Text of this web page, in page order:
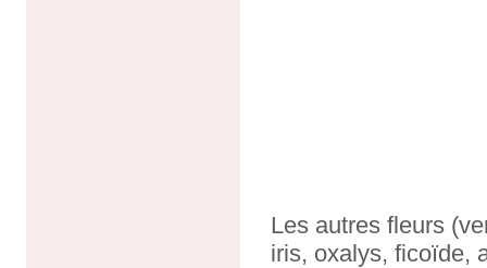
Les autres fleurs
iris, oxalys, ficoïde,